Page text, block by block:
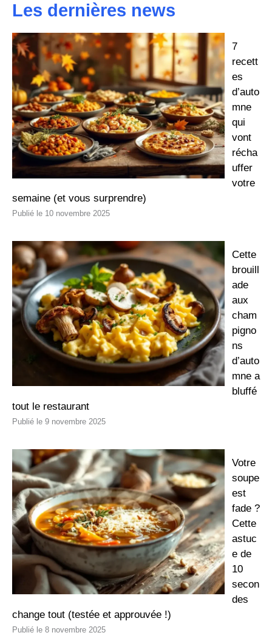
Les dernières news
7
recett
es
d’auto
mne
qui
vont
récha
uffer
votre
semaine (et vous surprendre)
10 novembre 2025
Cette
brouill
ade
aux
cham
pigno
ns
d’auto
mne a
bluffé
tout le restaurant
9 novembre 2025
Votre
soupe
est
fade ?
Cette
astuc
e de
10
secon
des
change tout (testée et approuvée !)
8 novembre 2025